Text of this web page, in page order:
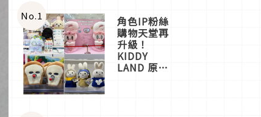
No.1 角色IP粉絲
購物天堂再
升級！
KIDDY
LAND 原宿